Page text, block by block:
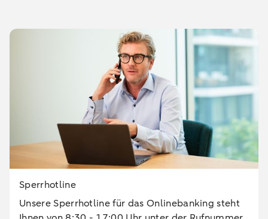
Sperrhotline
Unsere Sperrhotline für das Onlinebanking steht